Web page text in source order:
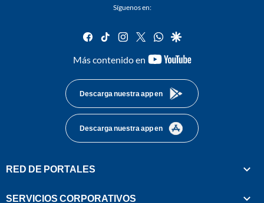
Síguenos en:
facebook
tiktok instagram
twitterwhatsapp
google
Más contenido en
youtube-
Descarga nuestra app en
Descarga nuestra app en
RED DE PORTALES
SERVICIOS CORPORATIVOS